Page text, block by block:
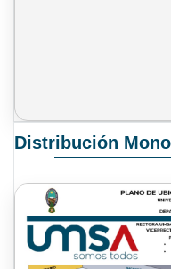
Distribución